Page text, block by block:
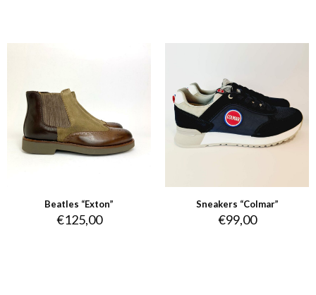
Beatles “Exton”
€125,00
Sneakers “Colmar”
€99,00